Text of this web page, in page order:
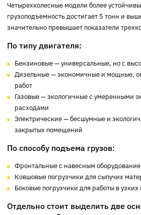
Четырехколесные модели более
грузоподъемность достигает 5 тонн и
значительно превышает показатели
По типу двигателя:
Бензиновые — универсальные, но с
Дизельные — экономичные и мощные,
работ
Газовые — экологичные с умеренными
расходами
Электрические — бесшумные и
закрытых помещений
По способу подъема грузов:
Фронтальные с навесным
Ковшовые погрузчики для сыпучих
Боковые погрузчики для работы в узких
Отдельно стоит выделить две